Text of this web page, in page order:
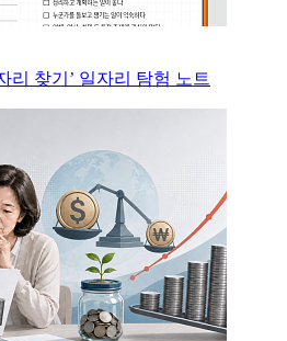
리 찾기’ 일자리 탐험 노트